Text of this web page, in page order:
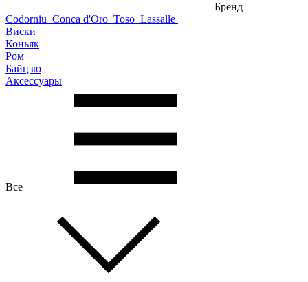
Бренд
Codorniu Conca d'Oro Toso Lassalle
Виски
Коньяк
Ром
Байцзю
Аксессуары
Все